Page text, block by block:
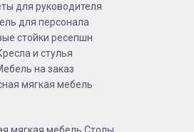
для руководителя
для персонала
стойки ресепшн
и стулья
на заказ
мягкая мебель